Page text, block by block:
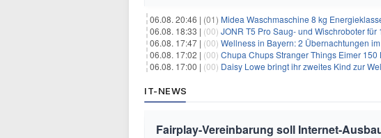
06.08. 20:46 | (01) Midea Waschmaschine 8 kg
06.08. 18:33 | (00) JONR T5 Pro Saug- und Wischroboter für
06.08. 17:47 | (00) Wellness in Bayern: 2 Übernachtungen im DAS
06.08. 17:02 | (00) Chupa Chups Stranger Things Eimer 150
06.08. 17:00 | (00) Daisy Lowe bringt ihr zweites Kind zur
IT-NEWS
Fairplay-Vereinbarung soll Internet-